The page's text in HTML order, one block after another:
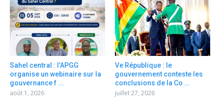
Sahel central : l’APGG
organise un webinaire sur la
gouvernance f ...
août 1, 2026
Ve République : le
gouvernement conteste les
conclusions de la Co ...
juillet 27, 2026